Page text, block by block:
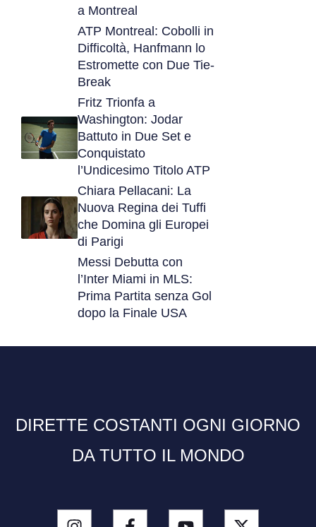
a Montreal
ATP Montreal: Cobolli in
Difficoltà, Hanfmann lo
Estromette con Due Tie-
Break
Fritz Trionfa a
Washington: Jodar
Battuto in Due Set e
Conquistato
l’Undicesimo Titolo ATP
Chiara Pellacani: La
Nuova Regina dei Tuffi
che Domina gli Europei
di Parigi
Messi Debutta con
l’Inter Miami in MLS:
Prima Partita senza Gol
dopo la Finale USA
DIRETTE COSTANTI OGNI GIORNO
DA TUTTO IL MONDO